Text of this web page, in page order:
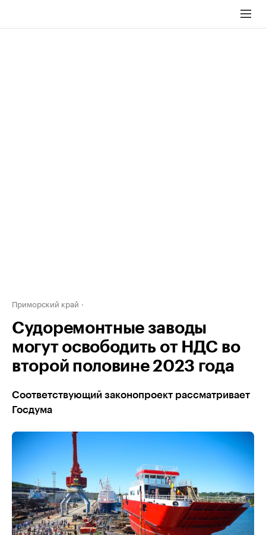
Приморский край
Судоремонтные заводы
могут освободить от НДС во
второй половине 2023 года
Соответствующий законопроект рассматривает
Госдума